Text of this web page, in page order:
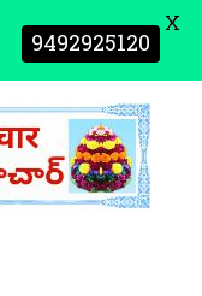
9492925120 X